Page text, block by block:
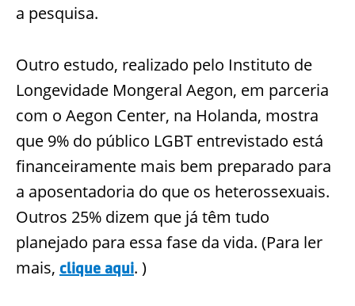
a pesquisa.
Outro estudo, realizado pelo Instituto de
Longevidade Mongeral Aegon, em parceria
com o Aegon Center, na Holanda, mostra
que 9% do público LGBT entrevistado está
financeiramente mais bem preparado para
a aposentadoria do que os heterossexuais.
Outros 25% dizem que já têm tudo
planejado para essa fase da vida. (Para ler
mais, clique aqui. )